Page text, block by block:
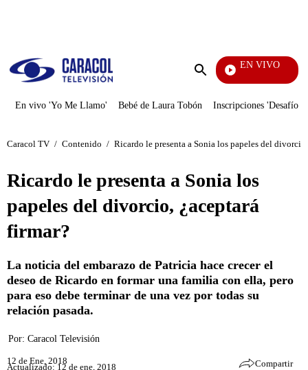
Enviar
EN VIVO
En vivo 'Yo Me Llamo' Bebé de Laura Tobón Inscripciones 'Desafío'
Caracol TV / Contenido / Ricardo le presenta a Sonia los papeles del
Ricardo le presenta a Sonia los
papeles del divorcio, ¿aceptará
firmar?
La noticia del embarazo de Patricia hace crecer el
deseo de Ricardo en formar una familia con ella, pero
para eso debe terminar de una vez por todas su
relación pasada.
Por: Caracol Televisión
12 de Ene, 2018
Actualizado: 12 de ene, 2018 Compartir